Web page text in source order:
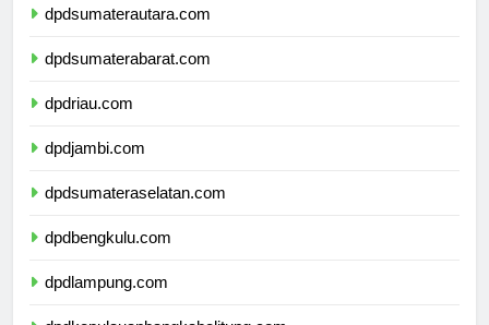
dpdsumaterautara.com
dpdsumaterabarat.com
dpdriau.com
dpdjambi.com
dpdsumateraselatan.com
dpdbengkulu.com
dpdlampung.com